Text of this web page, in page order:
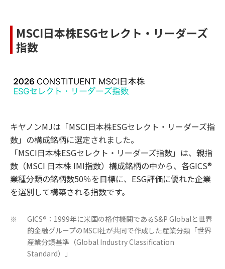
MSCI日本株ESGセレクト・リーダーズ
指数
キヤノンMJは「MSCI日本株ESGセレクト・リーダーズ指
数」の構成銘柄に選定されました。
「MSCI日本株ESGセレクト・リーダーズ指数」は、親指
数（MSCI 日本株 IMI指数）構成銘柄の中から、各GICS®
業種分類の銘柄数50％を目標に、ESG評価に優れた企業
を選別して構築される指数です。
※
GICS®：1999年に米国の格付機関であるS&P Globalと世界
的金融グループのMSCI社が共同で作成した産業分類「世界
産業分類基準（Global Industry Classification
Standard）」